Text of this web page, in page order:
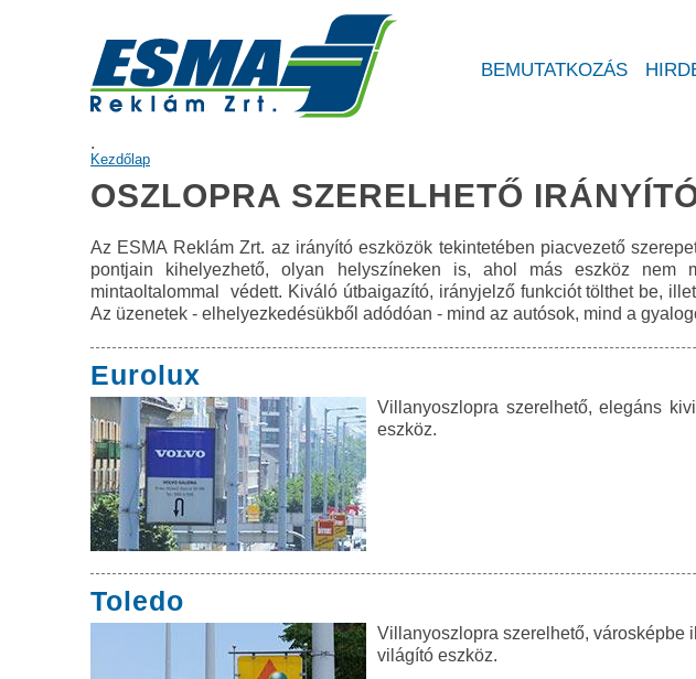
BEMUTATKOZÁS
.JELENLEGI HELY
Kezdőlap
OSZLOPRA SZERELHETŐ
Az ESMA Reklám Zrt. az irányító eszközök tekintetében piacvezető
pontjain kihelyezhető, olyan helyszíneken is, ahol más eszköz nem
mintaoltalommal védett. Kiváló útbaigazító, irányjelző funkciót tölthet be,
Az üzenetek - elhelyezkedésükből adódóan - mind az autósok, mind a
Eurolux
Villanyoszlopra szerelhető, elegáns
eszköz.
Toledo
Villanyoszlopra szerelhető, városképbe
világító eszköz.